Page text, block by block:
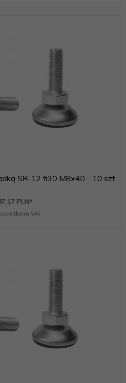
SR-12 fi30 M8x40 - 10 szt
17 PLN*
VAT